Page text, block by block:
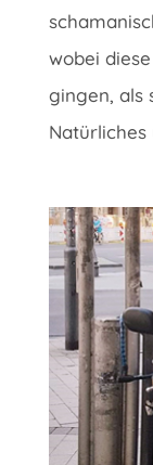
wobei
gingen, als
Natürliches